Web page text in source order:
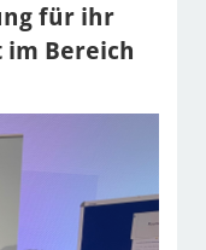
für ihr
im Bereich